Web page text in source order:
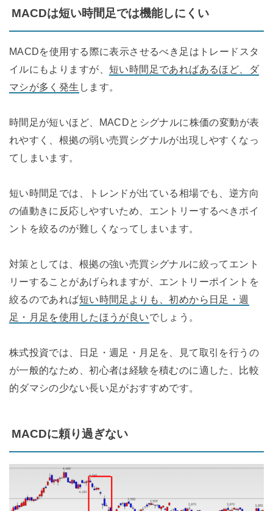
MACDは短い時間足では機能しにくい
MACDを使用する際に表示させるべき足はトレードスタ
イルにもよりますが、 短い時間足であればあるほど、ダ
マシが多く発生 します。
時間足が短いほど、MACDとシグナルに株価の変動が表
れやすく、根拠の弱い売買シグナルが出現しやすくなっ
てしまいます。
短い時間足では、トレンドが出ている相場でも、逆方向
の値動きに反応しやすいため、エントリーするべきポイ
ントを絞るのが難しくなってしまいます。
対策としては、根拠の強い売買シグナルに絞ってエント
リーすることがあげられますが、エントリーポイントを
絞るのであれば短い時間足よりも、初めから日足・週
足・月足を使用したほうが良いでしょう。
株式投資では、日足・週足・月足を、見て取引を行うの
が一般的なため、初心者は経験を積むのに適した、比較
的ダマシの少ない長い足がおすすめです。
MACDに頼り過ぎない